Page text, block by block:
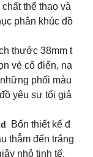
thể thao và
phân khúc đồ
thước 38mm t
vẻ cổ điển, na
phối màu
yêu sự tối giả
Bốn thiết kế đ
thẳm đến trắng
nhỏ tinh tế,